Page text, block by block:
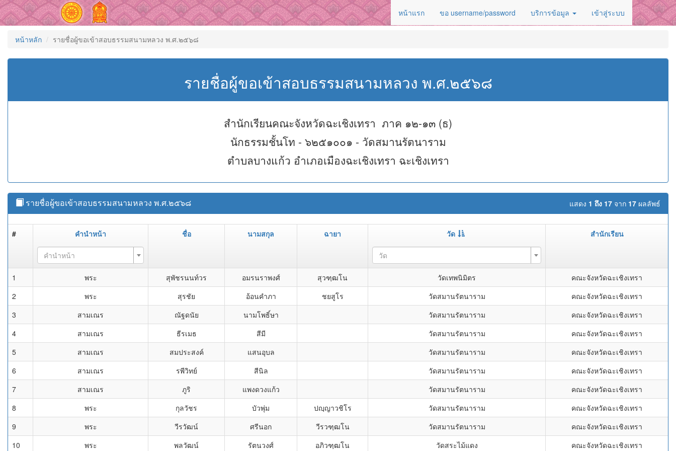
หน้าแรก ขอ username/password บริการข้อมูล เข้าสู่ระบบ
หน้าหลัก รายชื่อผู้ขอเข้าสอบธรรมสนามหลวง พ.ศ.๒๕๖๘
รายชื่อผู้ขอเข้าสอบธรรมสนามหลวง พ.ศ.๒๕๖๘
สำนักเรียนคณะจังหวัดฉะเชิงเทรา ภาค ๑๒-๑๓ (ธ)
นักธรรมชั้นโท - ๖๒๕๑๐๐๑ - วัดสมานรัตนาราม
ตำบลบางแก้ว อำเภอเมืองฉะเชิงเทรา ฉะเชิงเทรา
แสดง 1 ถึง 17 จาก 17 ผลลัพธ์
รายชื่อผู้ขอเข้าสอบธรรมสนามหลวง พ.ศ.๒๕๖๘
# คำนำหน้า ชื่อ นามสกุล ฉายา วัด สำนักเรียน
คำนำหน้า วัด
1 พระ สุพัชรนนท์วร อมรนราพงศ์ สุวฑฺฒโน วัดเทพนิมิตร
คณะจังหวัดฉะเชิงเทรา
2
พระ สุรชัย อ้อนคำภา ชยสูโร วัดสมานรัตนาราม
คณะจังหวัดฉะเชิงเทรา
3
สามเณร ณัฐดนัย นามโพธิ์ษา วัดสมานรัตนาราม
คณะจังหวัดฉะเชิงเทรา
4
สามเณร ธีรเมธ สีมี วัดสมานรัตนาราม
คณะจังหวัดฉะเชิงเทรา
5
สามเณร สมประสงค์ แสนอุบล วัดสมานรัตนาราม
คณะจังหวัดฉะเชิงเทรา
6
สามเณร รพีวิทย์ สีนิล วัดสมานรัตนาราม
คณะจังหวัดฉะเชิงเทรา
7
สามเณร ภูริ แพงดวงแก้ว วัดสมานรัตนาราม
คณะจังหวัดฉะเชิงเทรา
8
พระ กุลวัชร บัวพุ่ม ปญฺญาวชิโร วัดสมานรัตนาราม
คณะจังหวัดฉะเชิงเทรา
9
พระ วีรวัฒน์ ศรีนอก วีรวฑฺฒโน วัดสมานรัตนาราม
คณะจังหวัดฉะเชิงเทรา
10
พระ พลวัฒน์ รัตนวงศ์ อภิวฑฺฒโน วัดสระไม้แดง คณะจังหวัดฉะเชิงเทรา